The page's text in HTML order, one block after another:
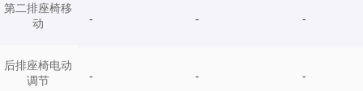
第二排座椅移
动
后排座椅电动
调节
- - -
- - -